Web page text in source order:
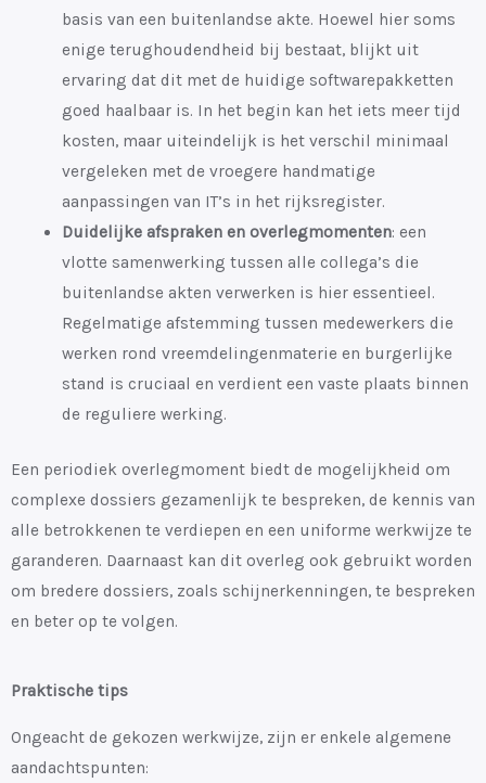
basis van een buitenlandse akte. Hoewel hier soms
enige terughoudendheid bij bestaat, blijkt uit
ervaring dat dit met de huidige softwarepakketten
goed haalbaar is. In het begin kan het iets meer tijd
kosten, maar uiteindelijk is het verschil minimaal
vergeleken met de vroegere handmatige
aanpassingen van IT’s in het rijksregister.
Duidelijke afspraken en overlegmomenten: een
vlotte samenwerking tussen alle collega’s die
buitenlandse akten verwerken is hier essentieel.
Regelmatige afstemming tussen medewerkers die
werken rond vreemdelingenmaterie en burgerlijke
stand is cruciaal en verdient een vaste plaats binnen
de reguliere werking.
Een periodiek overlegmoment biedt de mogelijkheid om
complexe dossiers gezamenlijk te bespreken, de kennis van
alle betrokkenen te verdiepen en een uniforme werkwijze te
garanderen. Daarnaast kan dit overleg ook gebruikt worden
om bredere dossiers, zoals schijnerkenningen, te bespreken
en beter op te volgen.
Praktische tips
Ongeacht de gekozen werkwijze, zijn er enkele algemene
aandachtspunten: